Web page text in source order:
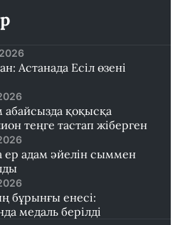
Астанада Есіл өзені
қоқысқа
теңге тастап жіберген
адам әйелін сыммен
бұрынғы енесі:
медаль берілді